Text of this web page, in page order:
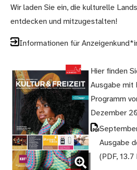
Wir laden Sie ein, die kulturelle
entdecken und mitzugestalten!
Informationen für
(Bild vergrößern)
Hier finden
Ausgabe mit
Programm
Dezember
Ausgabe
(PDF, 13.7